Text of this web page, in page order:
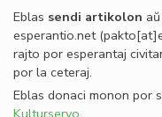
Eblas sendi artikolon
esperantio.net
rajto por esperantaj
por la ceteraj.
Eblas donaci monon por